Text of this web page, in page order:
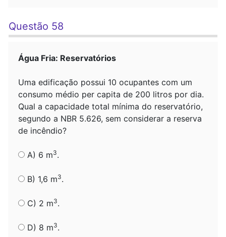
Questão 58
Água Fria: Reservatórios
Uma edificação possui 10 ocupantes com um
consumo médio per capita de 200 litros por dia.
Qual a capacidade total mínima do reservatório,
segundo a NBR 5.626, sem considerar a reserva
de incêndio?
A) 6 m3.
B) 1,6 m3.
C) 2 m3.
D) 8 m3.